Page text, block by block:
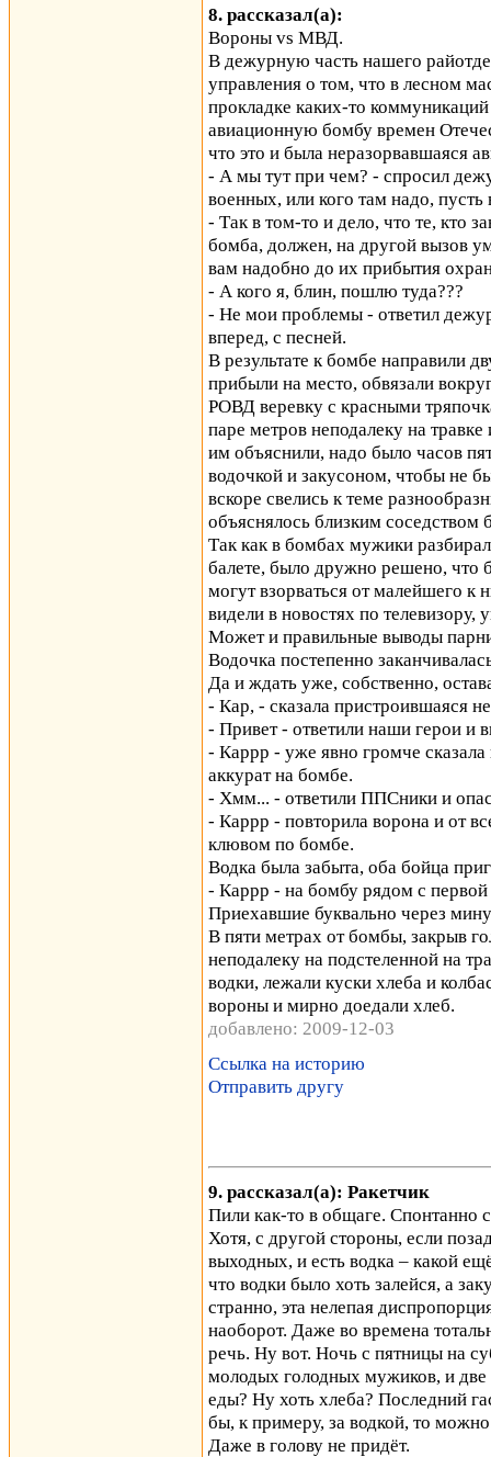
8. рассказал(а):
Вороны vs МВД.
В дежурную часть нашего
управления о том, что в лесном
прокладке каких-то
авиационную бомбу времен
что это и была неразорвавшаяся
- А мы тут при чем? - спросил
военных, или кого там надо, пусть
- Так в том-то и дело, что те, кто
бомба, должен, на другой вызов
вам надобно до их прибытия
- А кого я, блин, пошлю туда???
- Не мои проблемы - ответил
вперед, с песней.
В результате к бомбе направили
прибыли на место, обвязали
РОВД веревку с красными
паре метров неподалеку на
им объяснили, надо было часов
водочкой и закусоном, чтобы не
вскоре свелись к теме
объяснялось близким соседством
Так как в бомбах мужики
балете, было дружно решено, что
могут взорваться от малейшего к
видели в новостях по телевизору,
Может и правильные выводы
Водочка постепенно
Да и ждать уже, собственно,
- Кар, - сказала пристроившаяся
- Привет - ответили наши герои и
- Каррр - уже явно громче сказала
аккурат на бомбе.
- Хмм... - ответили ППСники и
- Каррр - повторила ворона и от
клювом по бомбе.
Водка была забыта, оба бойца
- Каррр - на бомбу рядом с
Приехавшие буквально через
В пяти метрах от бомбы, закрыв
неподалеку на подстеленной на
водки, лежали куски хлеба и
вороны и мирно доедали хлеб.
добавлено: 2009-12-03
Ссылка на историю
Отправить другу
9. рассказал(а): Ракетчик
Пили как-то в общаге. Спонтанно
Хотя, с другой стороны, если
выходных, и есть водка – какой
что водки было хоть залейся, а
странно, эта нелепая
наоборот. Даже во времена
речь. Ну вот. Ночь с пятницы на
молодых голодных мужиков, и две
еды? Ну хоть хлеба? Последний
бы, к примеру, за водкой, то
Даже в голову не придёт.